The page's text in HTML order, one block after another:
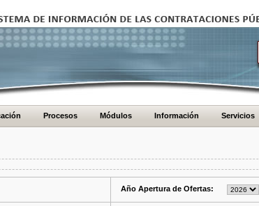
Procesos Módulos Información Servicios
Año Apertura de Ofertas: